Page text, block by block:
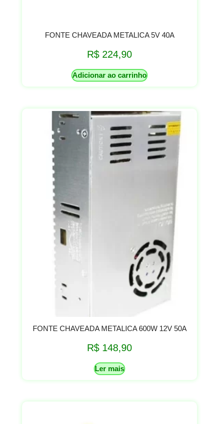
FONTE CHAVEADA METALICA 5V 40A
R$ 224,90
Adicionar ao carrinho
FONTE CHAVEADA METALICA 600W 12V 50A
R$ 148,90
Ler mais